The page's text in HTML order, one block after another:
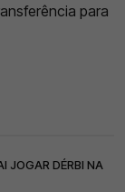
para
JOGAR DÉRBI NA